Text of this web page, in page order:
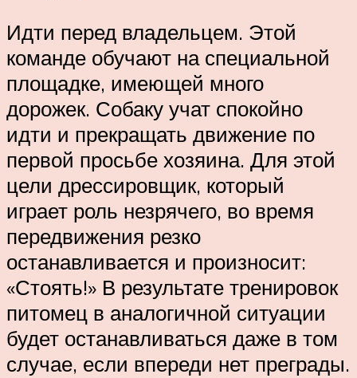
Идти перед владельцем. Этой
команде обучают на специальной
площадке, имеющей много
дорожек. Собаку учат спокойно
идти и прекращать движение по
первой просьбе хозяина. Для этой
цели дрессировщик, который
играет роль незрячего, во время
передвижения резко
останавливается и произносит:
«Стоять!» В результате тренировок
питомец в аналогичной ситуации
будет останавливаться даже в том
случае, если впереди нет преграды.